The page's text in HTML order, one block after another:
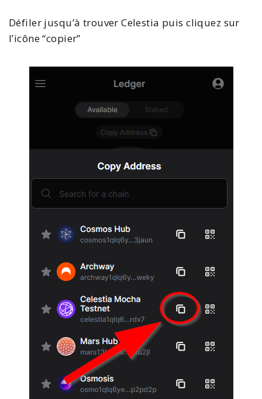
Défiler jusqu’à trouver Celestia puis cliquez sur
l’icône “copier”